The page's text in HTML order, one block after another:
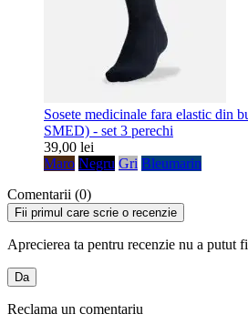
Sosete medicinale fara elastic din
SMED) - set 3 perechi
39,00 lei
Maro Negru Gri Bleumarin
Comentarii (0)
Fii primul care scrie o recenzie
Aprecierea ta pentru recenzie nu a putut
Da
Reclama un comentariu